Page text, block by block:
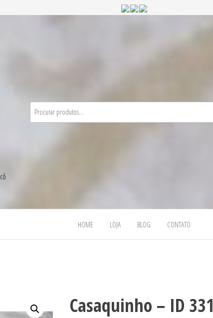
HOME LOJA BLOG CONTATO
Casaquinho – ID 331